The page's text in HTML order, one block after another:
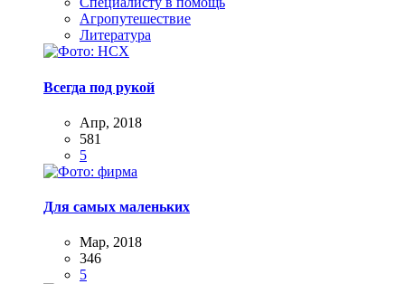
Агропутешествие
Литература
Всегда под рукой
Апр, 2018
581
5
Для самых маленьких
Мар, 2018
346
5